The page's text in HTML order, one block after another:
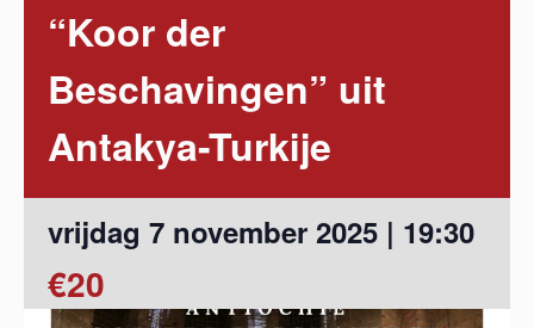
“Koor der
Beschavingen” uit
Antakya-Turkije
vrijdag 7 november 2025 | 19:30
€20